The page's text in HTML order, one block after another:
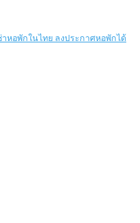
าหอพักในไทย ลงประกาศหอพักได้